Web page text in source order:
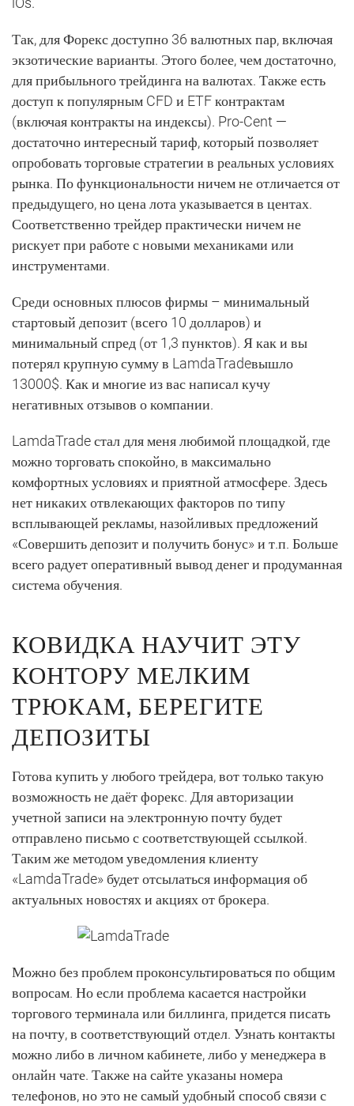
Так, для Форекс доступно 36 валютных пар, включая
экзотические варианты. Этого более, чем достаточно,
для прибыльного трейдинга на валютах. Также есть
доступ к популярным CFD и ETF контрактам
(включая контракты на индексы). Pro-Cent —
достаточно интересный тариф, который позволяет
опробовать торговые стратегии в реальных условиях
рынка. По функциональности ничем не отличается от
предыдущего, но цена лота указывается в центах.
Соответственно трейдер практически ничем не
рискует при работе с новыми механиками или
инструментами.
Среди основных плюсов фирмы – минимальный
стартовый депозит (всего 10 долларов) и
минимальный спред (от 1,3 пунктов). Я как и вы
потерял крупную сумму в LamdaTradeвышло
13000$. Как и многие из вас написал кучу
негативных отзывов о компании.
LamdaTrade стал для меня любимой площадкой, где
можно торговать спокойно, в максимально
комфортных условиях и приятной атмосфере. Здесь
нет никаких отвлекающих факторов по типу
всплывающей рекламы, назойливых предложений
«Совершить депозит и получить бонус» и т.п. Больше
всего радует оперативный вывод денег и продуманная
система обучения.
КОВИДКА НАУЧИТ ЭТУ
КОНТОРУ МЕЛКИМ
ТРЮКАМ, БЕРЕГИТЕ
ДЕПОЗИТЫ
Готова купить у любого трейдера, вот только такую
возможность не даёт форекс. Для авторизации
учетной записи на электронную почту будет
отправлено письмо с соответствующей ссылкой.
Таким же методом уведомления клиенту
«LamdaTrade» будет отсылаться информация об
актуальных новостях и акциях от брокера.
Можно без проблем проконсультироваться по общим
вопросам. Но если проблема касается настройки
торгового терминала или биллинга, придется писать
на почту, в соответствующий отдел. Узнать контакты
можно либо в личном кабинете, либо у менеджера в
онлайн чате. Также на сайте указаны номера
телефонов, но это не самый удобный способ связи с